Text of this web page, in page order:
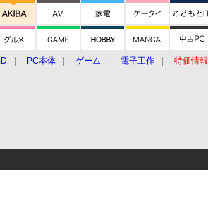
PC本体 ゲーム 電子工作 特価情報